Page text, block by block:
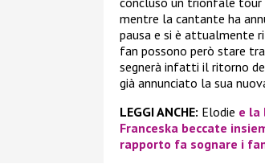
mentre la cantante ha
pausa e si è attualmente
fan possono però stare
segnerà infatti il ritorno
già annunciato la sua
LEGGI ANCHE: Elodie e la
Franceska beccate
rapporto fa sognare i